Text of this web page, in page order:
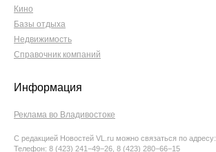
Кино
Базы отдыха
Недвижимость
Справочник компаний
Информация
Реклама во Владивостоке
С редакцией Новостей VL.ru можно связаться по адресу:
Телефон: 8 (423) 241−49−26, 8 (423) 280−66−15